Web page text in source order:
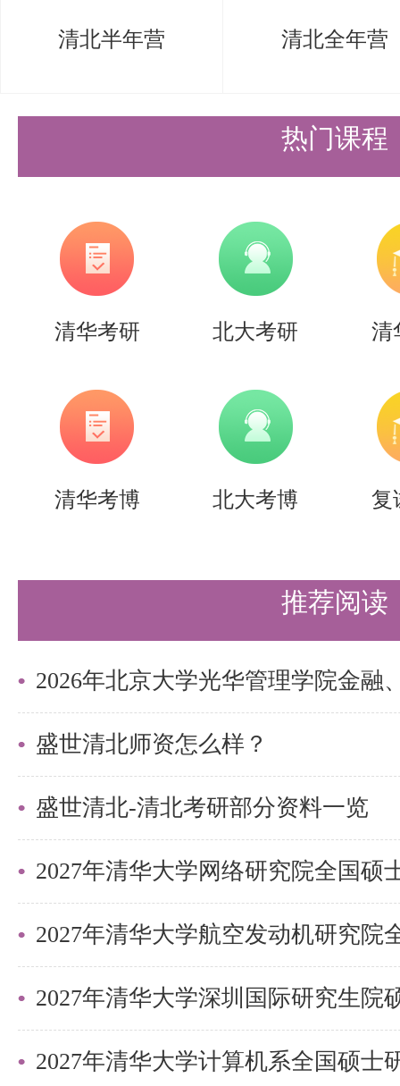
我校统考科目包括：思想政治理
（一）、数学（二）、数学（三
硕士综合（法学）、法律硕士综
科专业基础。由于这些科目的考
我校将根据北京教育考试院提供
击对应统考科目的“申请复查”按
请。统考科目成绩复核结果请考
第一步，填写“自命题成绩复核
证，一并以快递形式寄至清华大
件人：研招办，地址：北京市清
出。
第二步，须按照复核页面下的“
流程”提交申请。注意：一旦提
提交。
经核准考生身份后，将由专人对
否有漏判进行复核。自命题科目
清北半年营 清北全年营
热门课程
清华考研 北大考研 清
清华考博 北大考博 复
推荐阅读
盛世清北师资怎么样？
盛世清北-清北考研部分资料一览
2027年清华大学深圳国际研究生院